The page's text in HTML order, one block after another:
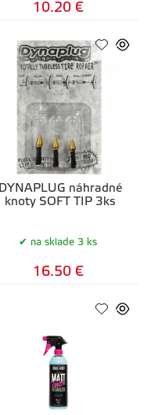
10.20 €
DYNAPLUG náhradné
knoty SOFT TIP 3ks
na sklade 3 ks
16.50 €